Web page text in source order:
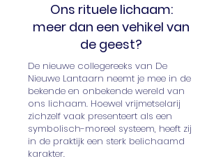
Ons rituele lichaam:
meer dan een vehikel van
de geest?
De nieuwe collegereeks van De
Nieuwe Lantaarn neemt je mee in de
bekende en onbekende wereld van
ons lichaam. Hoewel vrijmetselarij
zichzelf vaak presenteert als een
symbolisch-moreel systeem, heeft zij
in de praktijk een sterk belichaamd
karakter.